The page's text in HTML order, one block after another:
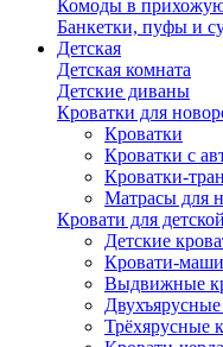
Комоды в
Банкетки, пуфы и
Детская
Детская комната
Детские диваны
Кроватки для
Кроватки
Кроватки с
Кроватки-
Матрасы для
Кровати для детской
Детские
Кровати-
Выдвижные
Трёхярусные